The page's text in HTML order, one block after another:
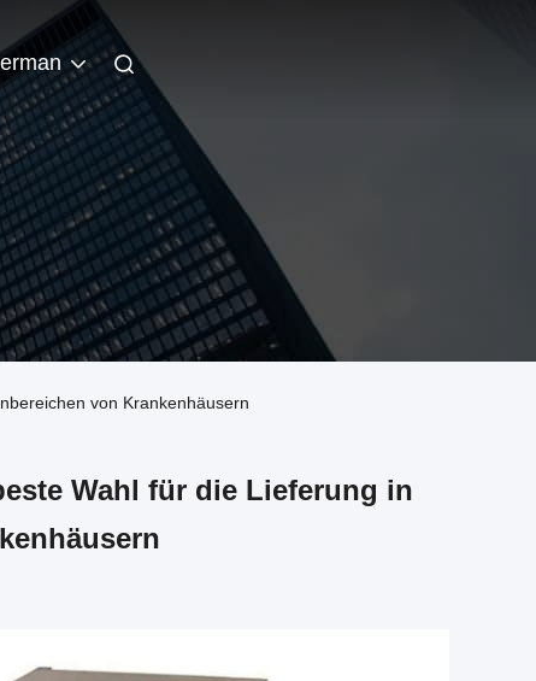
von Krankenhäusern
Wahl für die Lieferung in